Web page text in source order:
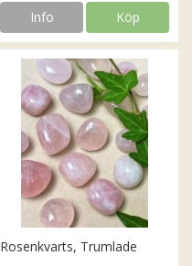
Info Köp
Rosenkvarts, Trumlade